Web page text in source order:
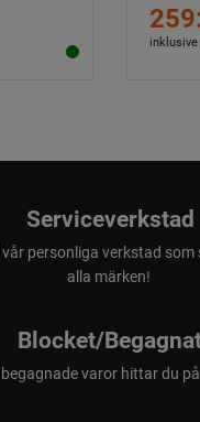
placerad bak på
när den inte används.
Serviceverkstad
personliga verkstad
alla märken!
Blocket/
varor hittar du